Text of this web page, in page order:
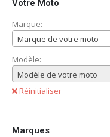
Votre Moto
Marque:
Marque de votre moto
Modèle:
Modèle de votre moto
Réinitialiser
Marques